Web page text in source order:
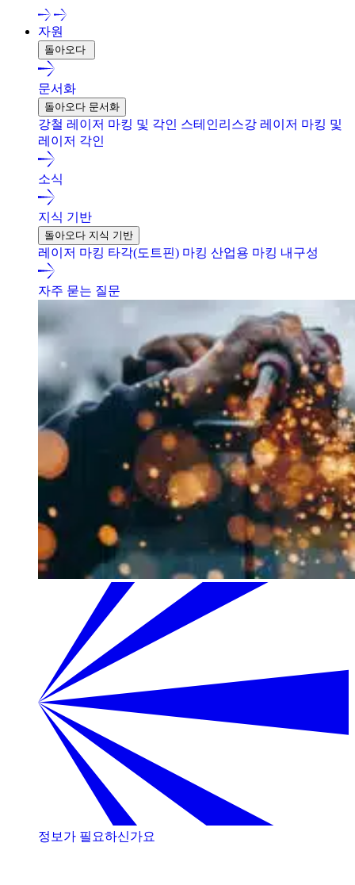
자원
돌아오다
문서화
돌아오다 문서화
강철 레이저 마킹 및 각인 스테인리스강 레이저 마킹 및
레이저 각인
소식
지식 기반
돌아오다 지식 기반
레이저 마킹 타각(도트핀) 마킹 산업용 마킹 내구성
자주 묻는 질문
정보가 필요하신가요